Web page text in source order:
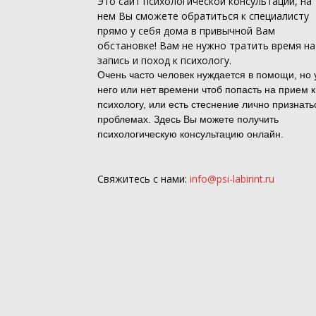
нем Вы сможете обратиться к специалисту
прямо у себя дома в привычной Вам
обстановке! Вам не нужно тратить время на
запись и поход к психологу.
Очень часто человек нуждается в помощи, но
него или нет времени чтоб попасть на прием к
психологу, или есть стеснение лично
проблемах. Здесь Вы можете получить
психологическую консультацию онлайн.
Свяжитесь с нами: info@psi-labirint.ru